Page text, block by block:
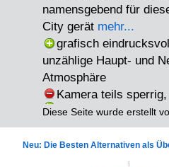
namensgebend für
City gerät mehr...
grafisch
unzählige Haupt- und
Atmosphäre
Kamera teils
Diese Seite wurde erstellt
Neu: Die Besten Alternativen als